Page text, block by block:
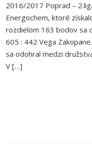
2016/2017 Poprad –
Energochem, ktoré
rozdielom 163 bodov sa
605 : 442 Vega
sa odohral medzi
V […]